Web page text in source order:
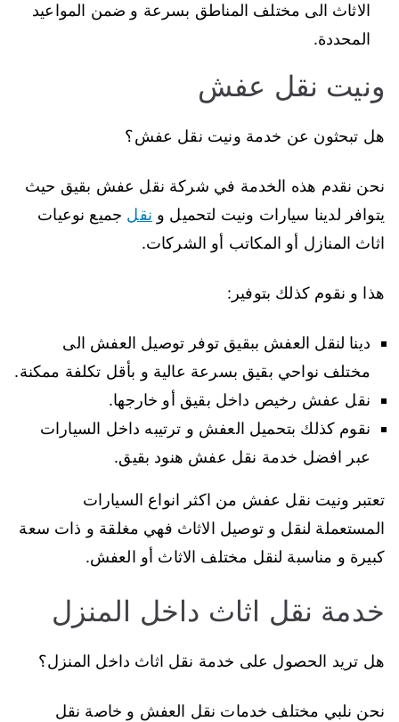
الاثاث الى مختلف المناطق بسرعة و ضمن المواعيد
المحددة.
ونيت نقل عفش
هل تبحثون عن خدمة ونيت نقل عفش؟
نحن نقدم هذه الخدمة في شركة نقل عفش بقيق حيث
يتوافر لدينا سيارات ونيت لتحميل و نقل جميع نوعيات
اثاث المنازل أو المكاتب أو الشركات.
هذا و نقوم كذلك بتوفير:
دينا لنقل العفش ببقيق توفر توصيل العفش الى
مختلف نواحي بقيق بسرعة عالية و بأقل تكلفة ممكنة.
نقل عفش رخيص داخل بقيق أو خارجها.
نقوم كذلك بتحميل العفش و ترتيبه داخل السيارات
عبر افضل خدمة نقل عفش هنود بقيق.
تعتبر ونيت نقل عفش من اكثر انواع السيارات
المستعملة لنقل و توصيل الاثاث فهي مغلقة و ذات سعة
كبيرة و مناسبة لنقل مختلف الاثاث أو العفش.
خدمة نقل اثاث داخل المنزل
هل تريد الحصول على خدمة نقل اثاث داخل المنزل؟
نحن نلبي مختلف خدمات نقل العفش و خاصة نقل